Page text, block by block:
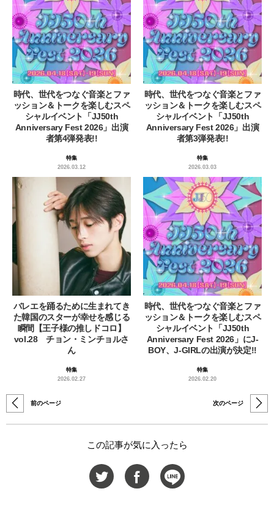
時代、世代をつなぐ音楽とファ
ッション＆トークを楽しむスペ
シャルイベント「JJ50th
Anniversary Fest 2026」出演
者第4弾発表!!
特集
2026.03.12
時代、世代をつなぐ音楽とファ
ッション＆トークを楽しむスペ
シャルイベント「JJ50th
Anniversary Fest 2026」出演
者第3弾発表!!
特集
2026.03.03
バレエを踊るために生まれてき
た韓国のスターが幸せを感じる
瞬間【王子様の推しドコロ】
vol.28 チョン・ミンチョルさ
ん
特集
2026.02.27
時代、世代をつなぐ音楽とファ
ッション＆トークを楽しむスペ
シャルイベント「JJ50th
Anniversary Fest 2026」にJ-
BOY、J-GIRLの出演が決定!!
特集
2026.02.20
前のページ 次のページ
この記事が気に入ったら